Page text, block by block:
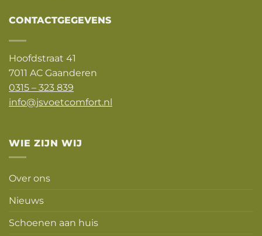
CONTACTGEGEVENS
Hoofdstraat 41
7011 AC Gaanderen
0315 – 323 839
info@jsvoetcomfort.nl
WIE ZIJN WIJ
Over ons
Nieuws
Schoenen aan huis